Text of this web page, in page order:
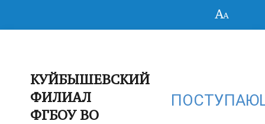
КУЙБЫШЕВСКИЙ
ФИЛИАЛ
ФГБОУ ВО